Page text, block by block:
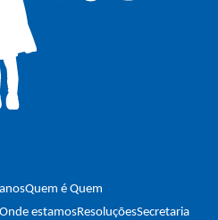
Quem é Quem
estamosResoluçõesSecretaria